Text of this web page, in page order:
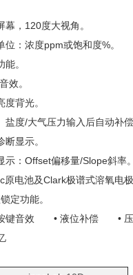
，120度大视角。
：浓度ppm或饱和度%。
。
效。
背光。
度/大气压力输入后自动补偿
显示。
：Offset偏移量/Slope斜率。
电池及Clark极谱式溶氧电极
定功能。
键音效 • 液位补偿 •